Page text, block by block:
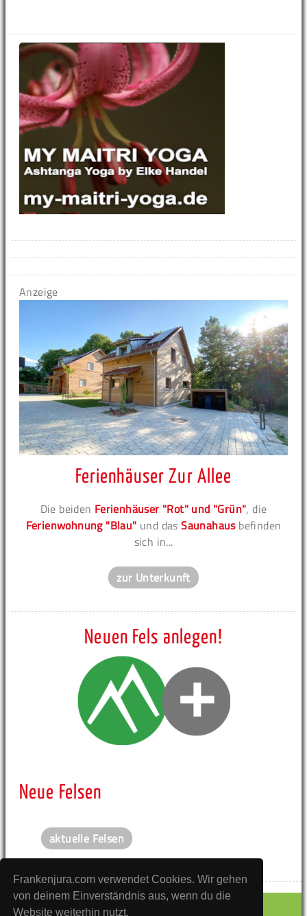
Frankenjura.com verwendet Cookies. Wir gehen
von deinem Einverständnis aus, wenn du die
Website weiterhin nutzt.
Anzeige
Ferienhäuser Zur Allee
Die beiden Ferienhäuser "Rot" und "Grün", die
Ferienwohnung "Blau" und dasSaunahausbefinden
sich in...
zur Unterkunft
Neuen Fels anlegen!
Neue Felsen
aktuelle Felsen